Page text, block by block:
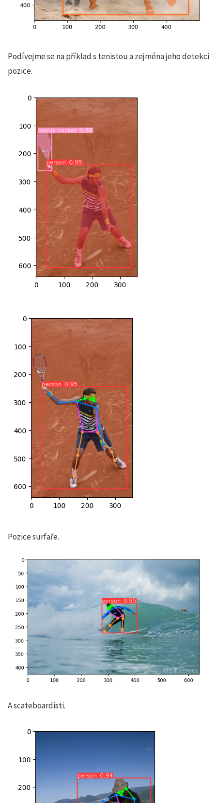
Podívejme se na příklad s tenistou a zejména jeho detekci
pozice.
Pozice surfaře.
A scateboardisti.